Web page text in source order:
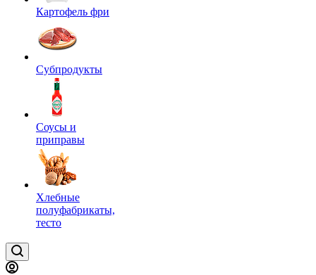
Картофель фри
Субпродукты
Соусы и
приправы
Хлебные
полуфабрикаты,
тесто